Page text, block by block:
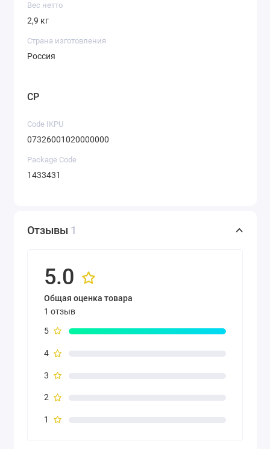
Вес нетто
2,9 кг
Страна изготовления
Россия
CP
Code IKPU
07326001020000000
Package Code
1433431
Отзывы 1
5.0
Общая оценка товара
1 отзыв
5
4
3
2
1